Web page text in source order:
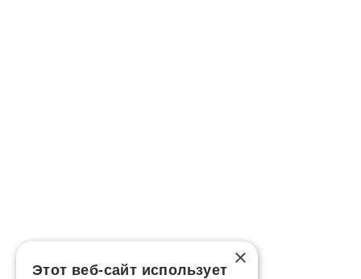
×
Этот веб-сайт использует